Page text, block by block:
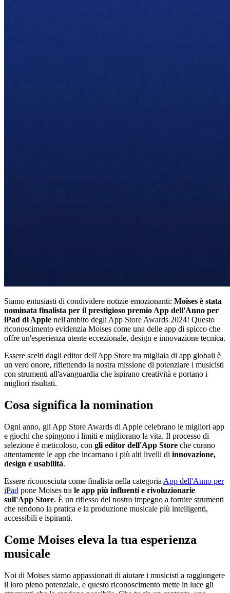
Siamo entusiasti di condividere notizie emozionanti: Moises è stata
nominata finalista per il prestigioso premio App dell'Anno per
iPad di Apple nell'ambito degli App Store Awards 2024! Questo
riconoscimento evidenzia Moises come una delle app di spicco che
offre un'esperienza utente eccezionale, design e innovazione tecnica.
Essere scelti dagli editor dell'App Store tra migliaia di app globali è
un vero onore, riflettendo la nostra missione di potenziare i musicisti
con strumenti all'avanguardia che ispirano creatività e portano i
migliori risultati.
Cosa significa la nomination
Ogni anno, gli App Store Awards di Apple celebrano le migliori app
e giochi che spingono i limiti e migliorano la vita. Il processo di
selezione è meticoloso, con gli editor dell'App Store che curano
attentamente le app che incarnano i più alti livelli di innovazione,
design e usabilità.
Essere riconosciuta come finalista nella categoria App dell'Anno per
iPad pone Moises tra le app più influenti e rivoluzionarie
sull'App Store. È un riflesso del nostro impegno a fornire strumenti
che rendono la pratica e la produzione musicale più intelligenti,
accessibili e ispiranti.
Come Moises eleva la tua esperienza
musicale
Noi di Moises siamo appassionati di aiutare i musicisti a raggiungere
il loro pieno potenziale, e questo riconoscimento mette in luce gli